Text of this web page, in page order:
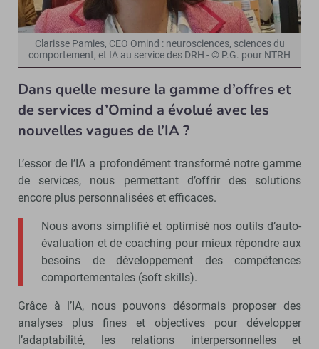
Clarisse Pamies, CEO Omind : neurosciences, sciences du
comportement, et IA au service des DRH - © P.G. pour NTRH
Dans quelle mesure la gamme d’offres et
de services d’Omind a évolué avec les
nouvelles vagues de l’IA ?
L’essor de l’IA a profondément transformé notre gamme
de services, nous permettant d’offrir des solutions
encore plus personnalisées et efficaces.
Nous avons simplifié et optimisé nos outils d’auto-
évaluation et de coaching pour mieux répondre aux
besoins de développement des compétences
comportementales (soft skills).
Grâce à l’IA, nous pouvons désormais proposer des
analyses plus fines et objectives pour développer
l’adaptabilité, les relations interpersonnelles et